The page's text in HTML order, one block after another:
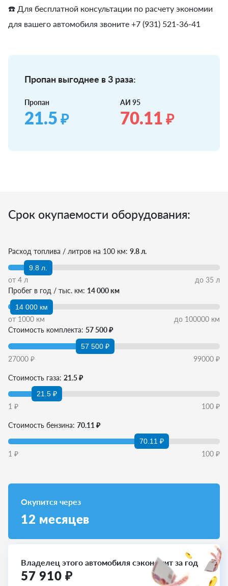
☎️ Для бесплатной консультации по расчету экономии
для вашего автомобиля звоните +7 (931) 521-36-41
Пропан выгоднее в 3 раза:
Пропан
21.5 ₽
АИ 95
70.11 ₽
Срок окупаемости оборудования:
Расход топлива / литров на 100 км: 9.8 л.
9.8 л.
от 4 л до 35 л
Пробег в год / тыс. км: 14 000 км
14 000 км
от 1000 км до 100000 км
Стоимость комплекта: 57 500 ₽
57 500 ₽
27000 ₽ 99000 ₽
Стоимость газа: 21.5 ₽
21.5 ₽
1 ₽ 100 ₽
Стоимость бензина: 70.11 ₽
70.11 ₽
1 ₽ 100 ₽
Окупится через
12 месяцев
Владелец этого автомобиля сэкономит за год
57 910 ₽